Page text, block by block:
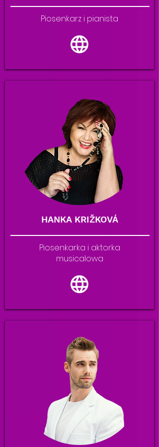
Piosenkarz i pianista
HANKA KRIŽKOVÁ
Piosenkarka i aktorka
musicalowa